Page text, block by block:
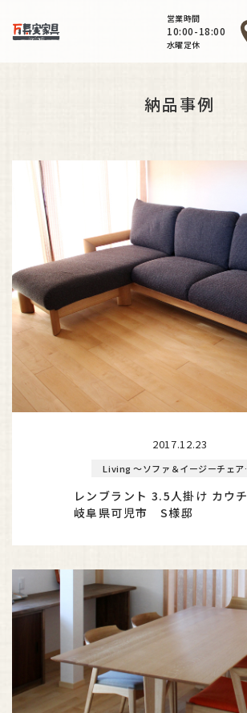
営業時間
10:00-18:00
水曜定休
納品事例
2017.12.23
Living
レンブラント 3.5人掛け カウ
岐阜県可児市 S様邸